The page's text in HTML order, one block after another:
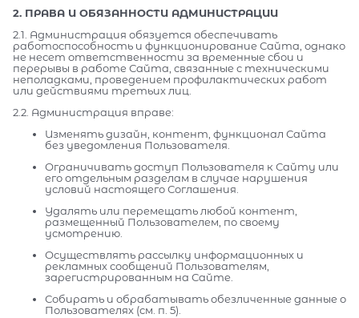
2. ПРАВА И ОБЯЗАННОСТИ АДМИНИСТРАЦИИ
2.1. Администрация обязуется обеспечивать
работоспособность и функционирование Сайта, однако
не несет ответственности за временные сбои и
перерывы в работе Сайта, связанные с техническими
неполадками, проведением профилактических работ
или действиями третьих лиц.
2.2. Администрация вправе:
Изменять дизайн, контент, функционал Сайта
без уведомления Пользователя.
Ограничивать доступ Пользователя к Сайту или
его отдельным разделам в случае нарушения
условий настоящего Соглашения.
Удалять или перемещать любой контент,
размещенный Пользователем, по своему
усмотрению.
Осуществлять рассылку информационных и
рекламных сообщений Пользователям,
зарегистрированным на Сайте.
Собирать и обрабатывать обезличенные данные о
Пользователях (см. п. 5).